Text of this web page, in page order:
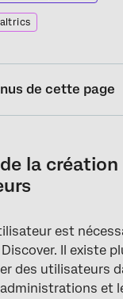
de cette page
utilisateur
d’utilisateur
en masse
la création
est
Il existe
des utilisateurs
administrations et